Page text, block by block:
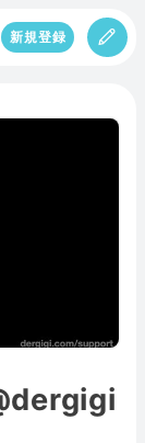
新規登録